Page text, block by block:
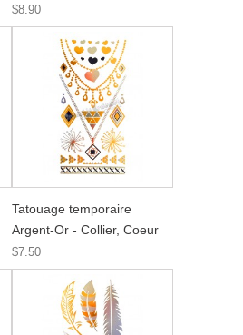
$8.90
Tatouage temporaire
Argent-Or - Collier, Coeur
$7.50